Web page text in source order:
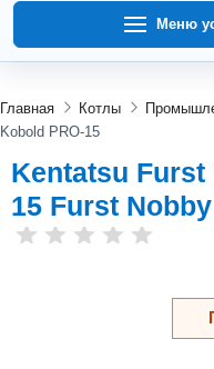
Меню
Главная Котлы
Kobold PRO-15
Kentatsu Furst
15 Furst